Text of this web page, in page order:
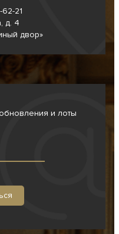
62-21
д. 4
двор»
и лоты